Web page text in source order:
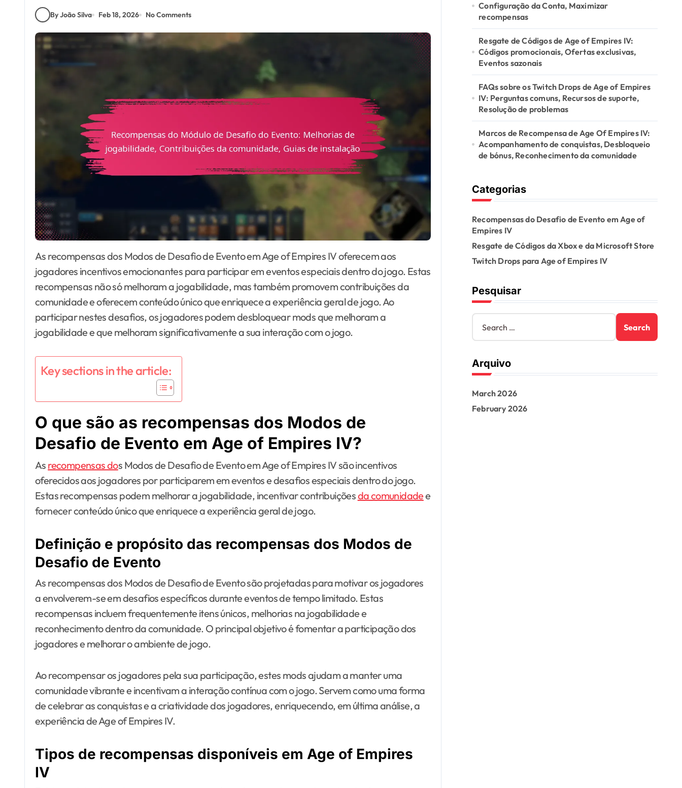
By João Silva Feb 18, 2026 No Comments
As recompensas dos Modos de Desafio de Evento em Age of Empires IV oferecem aos
jogadores incentivos emocionantes para participar em eventos especiais dentro do jogo. Estas
recompensas não só melhoram a jogabilidade, mas também promovem contribuições da
comunidade e oferecem conteúdo único que enriquece a experiência geral de jogo. Ao
participar nestes desafios, os jogadores podem desbloquear mods que melhoram a
jogabilidade e que melhoram significativamente a sua interação com o jogo.
Key sections in the article:
O que são as recompensas dos Modos de
Desafio de Evento em Age of Empires IV?
As recompensas dos Modos de Desafio de Evento em Age of Empires IV são incentivos
oferecidos aos jogadores por participarem em eventos e desafios especiais dentro do jogo.
Estas recompensas podem melhorar a jogabilidade, incentivar contribuiçõesda comunidadee
fornecer conteúdo único que enriquece a experiência geral de jogo.
Definição e propósito das recompensas dos Modos de
Desafio de Evento
As recompensas dos Modos de Desafio de Evento são projetadas para motivar os jogadores
a envolverem-se em desafios específicos durante eventos de tempo limitado. Estas
recompensas incluem frequentemente itens únicos, melhorias na jogabilidade e
reconhecimento dentro da comunidade. O principal objetivo é fomentar a participação dos
jogadores e melhorar o ambiente de jogo.
Ao recompensar os jogadores pela sua participação, estes mods ajudam a manter uma
comunidade vibrante e incentivam a interação contínua com o jogo. Servem como uma forma
de celebrar as conquistas e a criatividade dos jogadores, enriquecendo, em última análise, a
experiência de Age of Empires IV.
Tipos de recompensas disponíveis em Age of Empires
IV
Configuração da Conta, Maximizar
recompensas
Resgate de Códigos de Age of Empires IV:
Códigos promocionais, Ofertas exclusivas,
Eventos sazonais
FAQs sobre os Twitch Drops de Age of Empires
IV: Perguntas comuns, Recursos de suporte,
Resolução de problemas
Marcos de Recompensa de Age Of Empires IV:
Acompanhamento de conquistas, Desbloqueio
de bónus, Reconhecimento da comunidade
Categorias
Recompensas do Desafio de Evento em Age of
Empires IV
Resgate de Códigos da Xbox e da Microsoft Store
Twitch Drops para Age of Empires IV
Pesquisar
S
a
c
h
o
r
Arquivo
March 2026
February 2026